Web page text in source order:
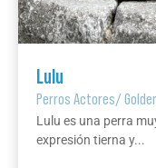
Lulu
Perros Actores/
Lulu es una perra
expresión tierna y...